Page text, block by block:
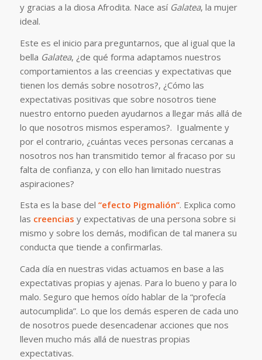
y gracias a la diosa Afrodita. Nace así Galatea, la mujer
ideal.
Este es el inicio para preguntarnos, que al igual que la
bella Galatea, ¿de qué forma adaptamos nuestros
comportamientos a las creencias y expectativas que
tienen los demás sobre nosotros?, ¿Cómo las
expectativas positivas que sobre nosotros tiene
nuestro entorno pueden ayudarnos a llegar más allá de
lo que nosotros mismos esperamos?. Igualmente y
por el contrario, ¿cuántas veces personas cercanas a
nosotros nos han transmitido temor al fracaso por su
falta de confianza, y con ello han limitado nuestras
aspiraciones?
Esta es la base del “efecto Pigmalión”. Explica como
las creencias y expectativas de una persona sobre si
mismo y sobre los demás, modifican de tal manera su
conducta que tiende a confirmarlas.
Cada día en nuestras vidas actuamos en base a las
expectativas propias y ajenas. Para lo bueno y para lo
malo. Seguro que hemos oído hablar de la “profecía
autocumplida”. Lo que los demás esperen de cada uno
de nosotros puede desencadenar acciones que nos
lleven mucho más allá de nuestras propias
expectativas.